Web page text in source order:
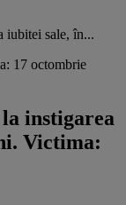
iubitei sale, în...
17 octombrie
instigarea
Victima: